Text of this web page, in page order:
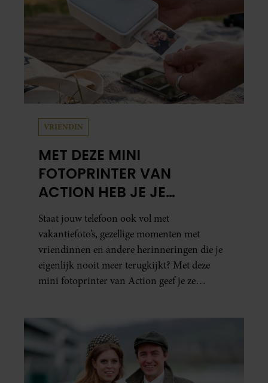
VRIENDIN
MET DEZE MINI
FOTOPRINTER VAN
ACTION HEB JE JE
FAVORIETE FOTO’S BINNEN
ÉÉN MINUUT IN HANDEN
Staat jouw telefoon ook vol met
vakantiefoto’s, gezellige momenten met
vriendinnen en andere herinneringen die je
eigenlijk nooit meer terugkijkt? Met deze
mini fotoprinter van Action geef je ze
al in handen.